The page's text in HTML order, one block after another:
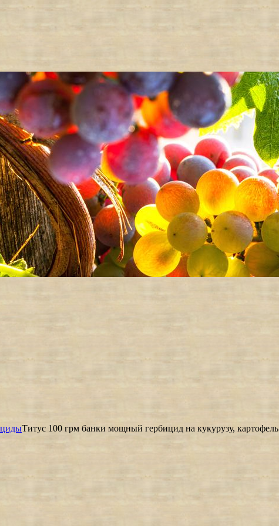
Титус 100 грм банки мощный гербицид на кукурузу, картофель